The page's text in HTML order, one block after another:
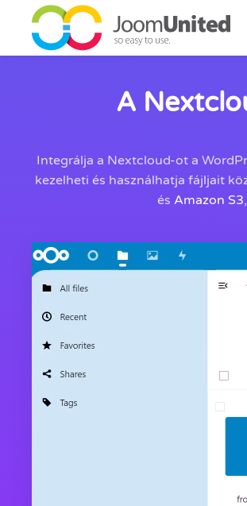
Ugrás a fő tartalomhoz
A
Integrálja a Nextcloud-ot a
kezelheti és használhatja fájljait
és Amazon S3